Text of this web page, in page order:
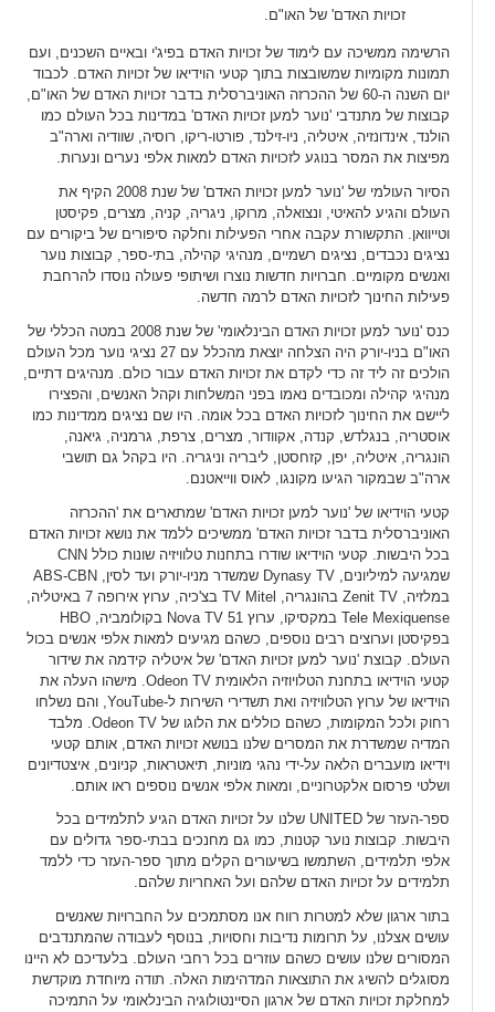
זכויות האדם' של האו"ם.
הרשימה ממשיכה עם לימוד של זכויות האדם בפיג'י ובאיים השכנים, ועם
תמונות מקומיות שמשובצות בתוך קטעי הוידיאו של זכויות האדם. לכבוד
יום השנה ה-60 של ההכרזה האוניברסלית בדבר זכויות האדם של האו"ם,
קבוצות של מתנדבי 'נוער למען זכויות האדם' במדינות בכל העולם כמו
הולנד, אינדונזיה, איטליה, ניו-זילנד, פורטו-ריקו, רוסיה, שוודיה וארה"ב
מפיצות את המסר בנוגע לזכויות האדם למאות אלפי נערים ונערות.
הסיור העולמי של 'נוער למען זכויות האדם' של שנת 2008 הקיף את
העולם והגיע להאיטי, ונצואלה, מרוקו, ניגריה, קניה, מצרים, פקיסטן
וטייוואן. התקשורת עקבה אחרי הפעילות וחלקה סיפורים של ביקורים עם
נציגים נכבדים, נציגים רשמיים, מנהיגי קהילה, בתי-ספר, קבוצות נוער
ואנשים מקומיים. חברויות חדשות נוצרו ושיתופי פעולה נוסדו להרחבת
פעילות החינוך לזכויות האדם לרמה חדשה.
כנס 'נוער למען זכויות האדם הבינלאומי' של שנת 2008 במטה הכללי של
האו"ם בניו-יורק היה הצלחה יוצאת מהכלל עם 27 נציגי נוער מכל העולם
הולכים זה ליד זה כדי לקדם את זכויות האדם עבור כולם. מנהיגים דתיים,
מנהיגי קהילה ומכובדים נאמו בפני המשלחות וקהל האנשים, והפצירו
ליישם את החינוך לזכויות האדם בכל אומה. היו שם נציגים ממדינות כמו
אוסטריה, בנגלדש, קנדה, אקוודור, מצרים, צרפת, גרמניה, גיאנה,
הונגריה, איטליה, יפן, קזחסטן, ליבריה וניגריה. היו בקהל גם תושבי
ארה"ב שבמקור הגיעו מקונגו, לאוס ווייאטנם.
קטעי הוידיאו של 'נוער למען זכויות האדם' שמתארים את 'ההכרזה
האוניברסלית בדבר זכויות האדם' ממשיכים ללמד את נושא זכויות האדם
בכל היבשות. קטעי הוידיאו שודרו בתחנות טלוויזיה שונות כולל CNN
שמגיעה למיליונים, Dynasy TV שמשדר מניו-יורק ועד לסין, ABS-CBN
במלזיה, Zenit TV בהונגריה, TV Mitel בצ'כיה, ערוץ אירופה 7 באיטליה,
Tele Mexiquense במקסיקו, ערוץ 51 Nova TV בקולומביה, HBO
בפקיסטן וערוצים רבים נוספים, כשהם מגיעים למאות אלפי אנשים בכול
העולם. קבוצת 'נוער למען זכויות האדם' של איטליה קידמה את שידור
קטעי הוידיאו בתחנת הטלויוזיה הלאומית Odeon TV. מישהו העלה את
הוידיאו של ערוץ הטלוויזיה ואת תשדירי השירות ל-YouTube, והם נשלחו
רחוק ולכל המקומות, כשהם כוללים את הלוגו של Odeon TV. מלבד
המדיה שמשדרת את המסרים שלנו בנושא זכויות האדם, אותם קטעי
וידיאו מועברים הלאה על-ידי נהגי מוניות, תיאטראות, קניונים, איצטדיונים
ושלטי פרסום אלקטרוניים, ומאות אלפי אנשים נוספים ראו אותם.
ספר-העזר של UNITED שלנו על זכויות האדם הגיע לתלמידים בכל
היבשות. קבוצות נוער קטנות, כמו גם מחנכים בבתי-ספר גדולים עם
אלפי תלמידים, השתמשו בשיעורים הקלים מתוך ספר-העזר כדי ללמד
תלמידים על זכויות האדם שלהם ועל האחריות שלהם.
בתור ארגון שלא למטרות רווח אנו מסתמכים על החברויות שאנשים
עושים אצלנו, על תרומות נדיבות וחסויות, בנוסף לעבודה שהמתנדבים
המסורים שלנו עושים כשהם עוזרים בכל רחבי העולם. בלעדיכם לא היינו
מסוגלים להשיג את התוצאות המדהימות האלה. תודה מיוחדת מוקדשת
למחלקת זכויות האדם של ארגון הסיינטולוגיה הבינלאומי על התמיכה